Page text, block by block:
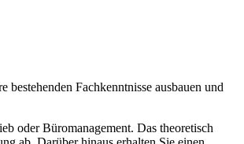
Fachkenntnisse ausbauen und
oder Büromanagement. Das theoretisch